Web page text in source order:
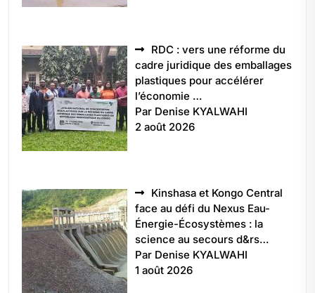
RDC : vers une réforme du
cadre juridique des emballages
plastiques pour accélérer
l’économie …
Par Denise KYALWAHI
2 août 2026
Kinshasa et Kongo Central
face au défi du Nexus Eau-
Énergie-Écosystèmes : la
science au secours d&rs…
Par Denise KYALWAHI
1 août 2026